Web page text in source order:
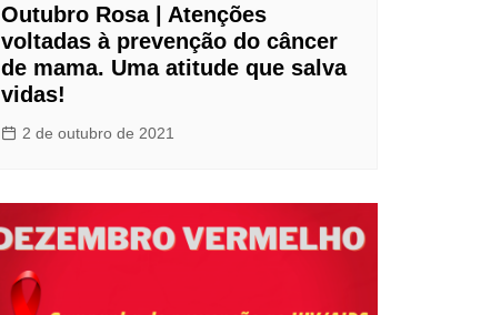
Outubro Rosa | Atenções
voltadas à prevenção do câncer
de mama. Uma atitude que salva
vidas!
2 de outubro de 2021